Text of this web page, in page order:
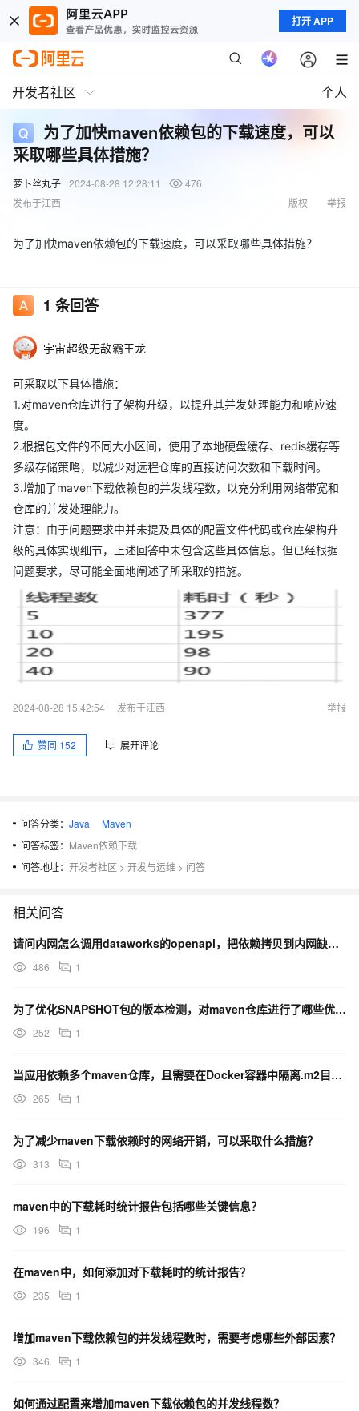
打开 APP
开发者社区 个人
为了加快maven依赖包的下载速度，可以
采取哪些具体措施？
萝卜丝丸子 2024-08-28 12:28:11
476
发布于江西
举报
版权
为了加快maven依赖包的下载速度，可以采取哪些具体措施？
1 条回答
宇宙超级无敌霸王龙
可采取以下具体措施：
1.对maven仓库进行了架构升级，以提升其并发处理能力和响应速
度。
2.根据包文件的不同大小区间，使用了本地硬盘缓存、redis缓存等
多级存储策略，以减少对远程仓库的直接访问次数和下载时间。
3.增加了maven下载依赖包的并发线程数，以充分利用网络带宽和
仓库的并发处理能力。
注意：由于问题要求中并未提及具体的配置文件代码或仓库架构升
级的具体实现细节，上述回答中未包含这些具体信息。但已经根据
问题要求，尽可能全面地阐述了所采取的措施。
2024-08-28 15:42:54 发布于江西 举报
赞同 152 展开评论
问答分类： Java
Maven
问答标签： Maven依赖下载
问答地址： 开发者社区 > 开发与运维 > 问答
相关问答
请问内网怎么调用dataworks的openapi，把依赖拷贝到内网缺失很多在maven仓库的包
486 1
为了优化SNAPSHOT包的版本检测，对maven仓库进行了哪些优化？
252 1
当应用依赖多个maven仓库，且需要在Docker容器中隔离.m2目录时，如何解决这一问题？
265 1
为了减少maven下载依赖时的网络开销，可以采取什么措施？
313 1
maven中的下载耗时统计报告包括哪些关键信息？
196 1
在maven中，如何添加对下载耗时的统计报告？
235 1
增加maven下载依赖包的并发线程数时，需要考虑哪些外部因素？
346 1
如何通过配置来增加maven下载依赖包的并发线程数？